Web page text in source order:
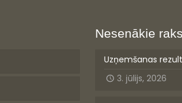
Nesenākie
Uzņemšanas
3. jūlijs, 2026